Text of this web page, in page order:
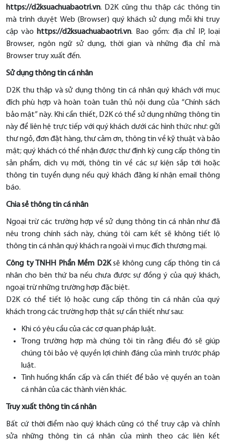
https://d2ksuachuabaotri.vn. D2K cũng thu thập các thông tin
mà trình duyệt Web (Browser) quý khách sử dụng mỗi khi truy
cập vào https://d2ksuachuabaotri.vn. Bao gồm: địa chỉ IP, loại
Browser, ngôn ngữ sử dụng, thời gian và những địa chỉ mà
Browser truy xuất đến.
Sử dụng thông tin cá nhân
D2K thu thập và sử dụng thông tin cá nhân quý khách với mục
đích phù hợp và hoàn toàn tuân thủ nội dung của “Chính sách
bảo mật” này. Khi cần thiết, D2K có thể sử dụng những thông tin
này để liên hệ trực tiếp với quý khách dưới các hình thức như: gửi
thư ngỏ, đơn đặt hàng, thư cảm ơn, thông tin về kỹ thuật và bảo
mật; quý khách có thể nhận được thư định kỳ cung cấp thông tin
sản phẩm, dịch vụ mới, thông tin về các sự kiện sắp tới hoặc
thông tin tuyển dụng nếu quý khách đăng kí nhận email thông
báo.
Chia sẻ thông tin cá nhân
Ngoại trừ các trường hợp về sử dụng thông tin cá nhân như đã
nêu trong chính sách này, chúng tôi cam kết sẽ không tiết lộ
thông tin cá nhân quý khách ra ngoài vì mục đích thương mại.
Công ty TNHH Phần Mềm D2Ksẽ không cung cấp thông tin cá
nhân cho bên thứ ba nếu chưa được sự đồng ý của quý khách,
ngoại trừ những trường hợp đặc biệt.
D2K có thể tiết lộ hoặc cung cấp thông tin cá nhân của quý
khách trong các trường hợp thật sự cần thiết như sau:
Khi có yêu cầu của các cơ quan pháp luật.
Trong trường hợp mà chúng tôi tin rằng điều đó sẽ giúp
chúng tôi bảo vệ quyền lợi chính đáng của mình trước pháp
luật.
Tình huống khẩn cấp và cần thiết để bảo vệ quyền an toàn
cá nhân của các thành viên khác.
Truy xuất thông tin cá nhân
Bất cứ thời điểm nào quý khách cũng có thể truy cập và chỉnh
sửa những thông tin cá nhân của mình theo các liên kết